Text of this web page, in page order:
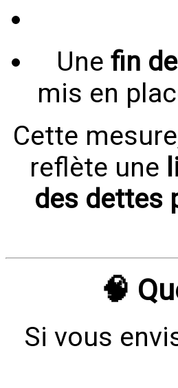
Une fin
mis en
Cette
reflète une
des dettes
🧠
Si vous